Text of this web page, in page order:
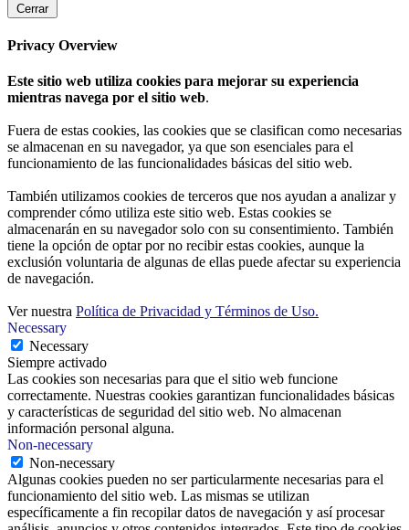
Cerrar
Privacy Overview
Este sitio web utiliza cookies para mejorar su experiencia
mientras navega por el sitio web.
Fuera de estas cookies, las cookies que se clasifican como necesarias
se almacenan en su navegador, ya que son esenciales para el
funcionamiento de las funcionalidades básicas del sitio web.
También utilizamos cookies de terceros que nos ayudan a analizar y
comprender cómo utiliza este sitio web. Estas cookies se
almacenarán en su navegador solo con su consentimiento. También
tiene la opción de optar por no recibir estas cookies, aunque la
exclusión voluntaria de algunas de ellas puede afectar su experiencia
de navegación.
Ver nuestra Política de Privacidad y Términos de Uso.
Necessary
Necessary
Siempre activado
Las cookies son necesarias para que el sitio web funcione
correctamente. Nuestras cookies garantizan funcionalidades básicas
y características de seguridad del sitio web. No almacenan
información personal alguna.
Non-necessary
Non-necessary
Algunas cookies pueden no ser particularmente necesarias para el
funcionamiento del sitio web. Las mismas se utilizan
específicamente a fin recopilar datos de navegación y así procesar